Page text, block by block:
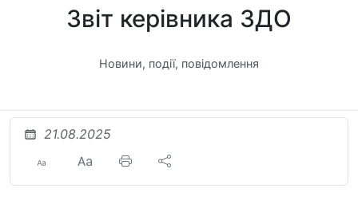
Звіт керівника ЗДО
Новини, події, повідомлення
21.08.2025